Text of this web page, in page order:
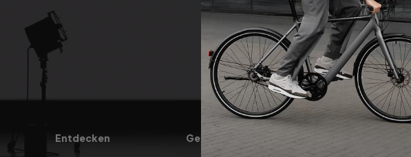
Ich
Entdecken
Gemeinschaft